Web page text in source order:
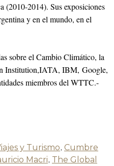
(2010-2014). Sus exposiciones
y en el mundo, en el
sobre el Cambio Climático, la
Institution,IATA, IBM, Google,
miembros del WTTC.-
y Turismo, Cumbre
Macri, The Global